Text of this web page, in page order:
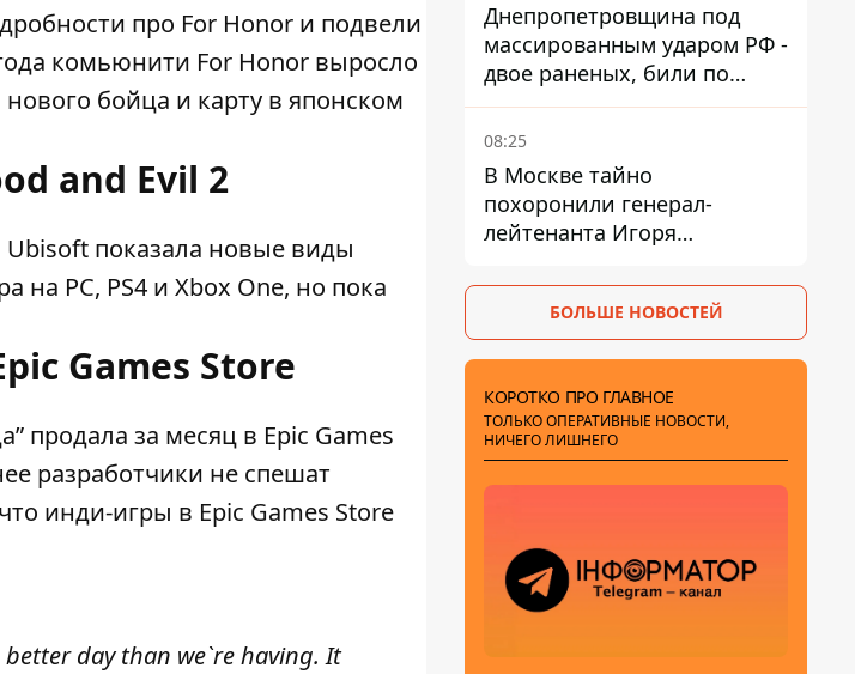
про For Honor и подвели
комьюнити For Honor выросло
бойца и карту в японском
and Evil 2
показала новые виды
PC, PS4 и Xbox One, но пока
Games Store
продала за месяц в Epic Games
разработчики не спешат
инди-игры в Epic Games Store
better day than we`re having. It
Днепропетровщина под
массированным ударом РФ -
двое раненых, били по
Никопольщине и
Синельниковщине
08:25
В Москве тайно
похоронили генерал-
лейтенанта Игоря
погибнуть от взрыва в
ресторанеБОЛЬШЕ НОВОСТЕЙ
КОРОТКО ПРО ГЛАВНОЕ
ТОЛЬКО ОПЕРАТИВНЫЕ НОВОСТИ,
НИЧЕГО ЛИШНЕГО